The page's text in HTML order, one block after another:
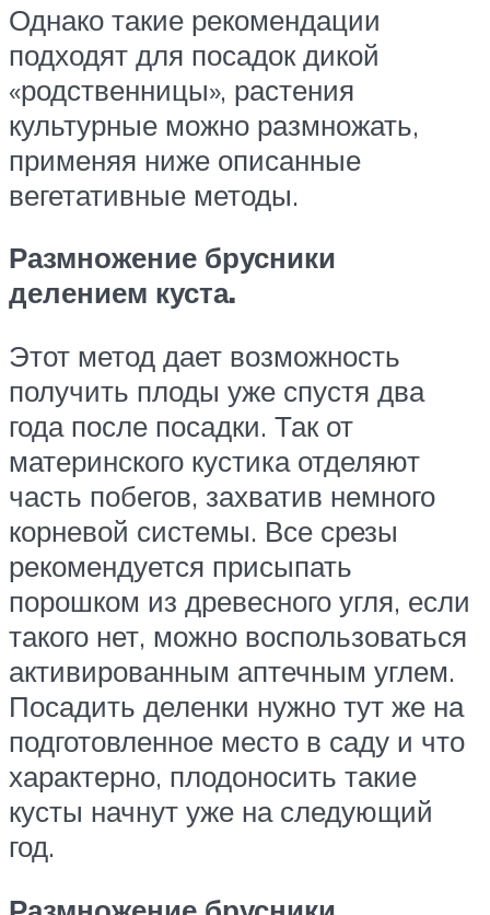
Однако такие рекомендации
подходят для посадок дикой
«родственницы», растения
культурные можно размножать,
применяя ниже описанные
вегетативные методы.
Размножение брусники
делением куста.
Этот метод дает возможность
получить плоды уже спустя два
года после посадки. Так от
материнского кустика отделяют
часть побегов, захватив немного
корневой системы. Все срезы
рекомендуется присыпать
порошком из древесного угля, если
такого нет, можно воспользоваться
активированным аптечным углем.
Посадить деленки нужно тут же на
подготовленное место в саду и что
характерно, плодоносить такие
кусты начнут уже на следующий
год.